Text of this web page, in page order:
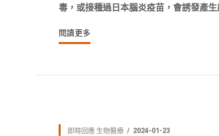
毒，或接種過日本腦炎疫苗，會誘發產
閱讀更多
即時回應 生物醫療 2024-01-23